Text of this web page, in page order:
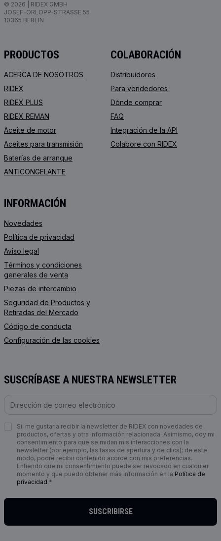
© 2026 | RIDEX GMBH
JOSEF-ORLOPP-STRASSE 55
10365 BERLIN
PRODUCTOS
ACERCA DE NOSOTROS
RIDEX
RIDEX PLUS
RIDEX REMAN
Aceite de motor
Aceites para transmisión
Baterías de arranque
ANTICONGELANTE
COLABORACIÓN
Distribuidores
Para vendedores
Dónde comprar
FAQ
Integración de la API
Colabore con RIDEX
INFORMACIÓN
Novedades
Política de privacidad
Aviso legal
Términos y condiciones
generales de venta
Piezas de intercambio
Seguridad de Productos y
Retiradas del Mercado
Código de conducta
Configuración de las cookies
SUSCRÍBASE A NUESTRA NEWSLETTER
Sí, me gustaría recibir la newsletter de RIDEX con novedades de
productos, ofertas y otra información relacionada. Asimismo, doy mi
consentimiento para que se midan mis interacciones con la
newsletter (por ejemplo, las tasas de apertura y de clics); de este
modo, podré recibir contenido acorde con mis preferencias.
Entiendo que mi consentimiento puede ser revocado en cualquier
momento y que puedo obtener más información en la Política de
privacidad.*
SUSCRIBIRSE